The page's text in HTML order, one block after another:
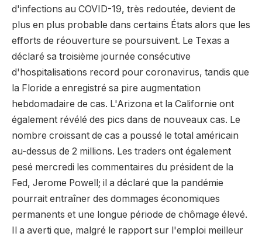
d'infections au COVID-19, très redoutée, devient de
plus en plus probable dans certains États alors que les
efforts de réouverture se poursuivent. Le Texas a
déclaré sa troisième journée consécutive
d'hospitalisations record pour coronavirus, tandis que
la Floride a enregistré sa pire augmentation
hebdomadaire de cas. L'Arizona et la Californie ont
également révélé des pics dans de nouveaux cas. Le
nombre croissant de cas a poussé le total américain
au-dessus de 2 millions. Les traders ont également
pesé mercredi les commentaires du président de la
Fed, Jerome Powell; il a déclaré que la pandémie
pourrait entraîner des dommages économiques
permanents et une longue période de chômage élevé.
Il a averti que, malgré le rapport sur l'emploi meilleur